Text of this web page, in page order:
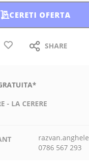
CERETI OFERTA
SHARE
- LA CERERE
0786 567 293